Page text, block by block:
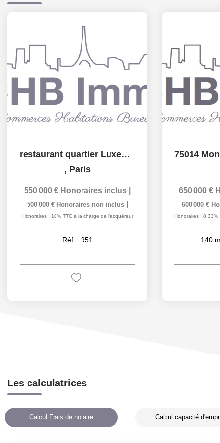
restaurant quartier Luxembourg
, Paris
550 000 € Honoraires inclus
500 000 € Honoraires non inclus
Honoraires : 10% TTC à la charge de l'acquéreur
Réf : 951
650 000 €
600 000 €
Honoraires : 8,33%
140
Les calculatrices
Calcul Frais de notaire Calcul capacité